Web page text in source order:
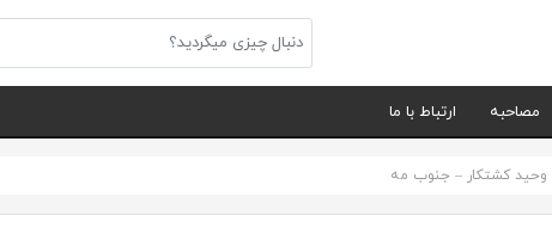
مصاحبه ارتباط با ما
وحید کشتکار – جنوب مه